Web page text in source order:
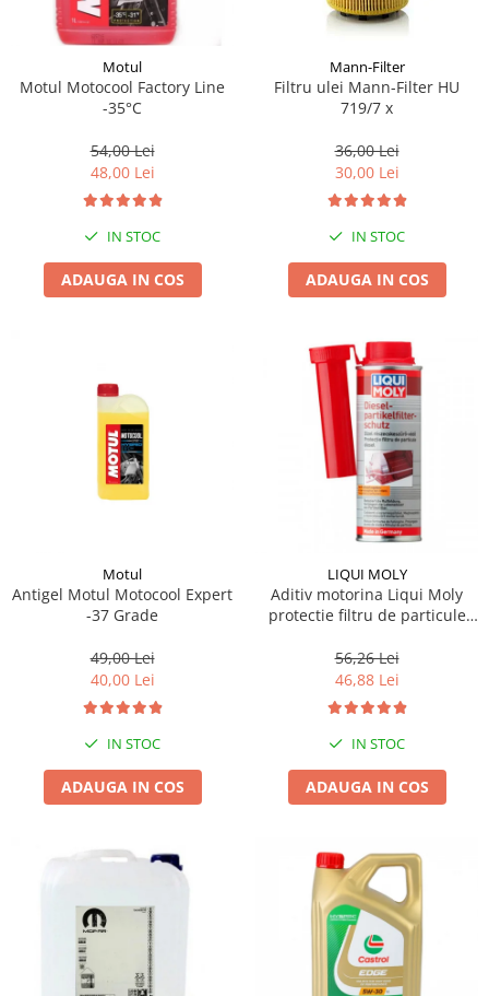
Motul
Motul Motocool Factory Line
-35°C
54,00 Lei
48,00 Lei
IN STOC
ADAUGA IN COS
Mann-Filter
Filtru ulei Mann-Filter HU
719/7 x
36,00 Lei
30,00 Lei
IN STOC
ADAUGA IN COS
Motul
Antigel Motul Motocool Expert
-37 Grade
49,00 Lei
40,00 Lei
IN STOC
ADAUGA IN COS
LIQUI MOLY
Aditiv motorina Liqui Moly
protectie filtru de particule
56,26 Lei
46,88 Lei
IN STOC
ADAUGA IN COS